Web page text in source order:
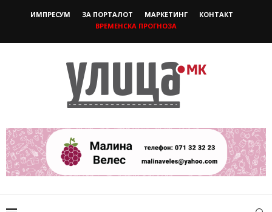
ИМПРЕСУМ ЗА ПОРТАЛОТ МАРКЕТИНГ
КОНТАКТ
ВРЕМЕНСКА ПРОГНОЗА